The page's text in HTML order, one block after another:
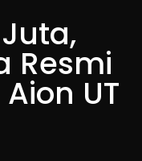
Resmi
UT